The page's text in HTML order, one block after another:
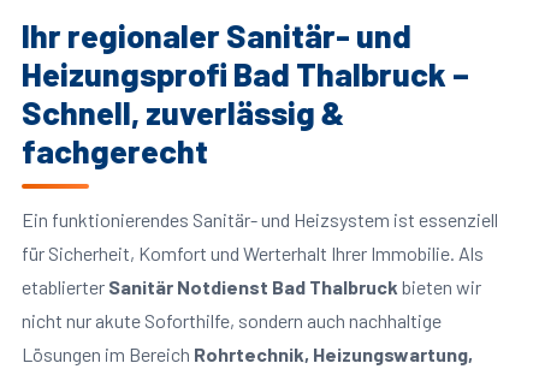
Ihr regionaler Sanitär- und
Heizungsprofi Bad Thalbruck –
Schnell, zuverlässig &
fachgerecht
Ein funktionierendes Sanitär- und Heizsystem ist essenziell
für Sicherheit, Komfort und Werterhalt Ihrer Immobilie. Als
etablierter Sanitär Notdienst Bad Thalbruck bieten wir
nicht nur akute Soforthilfe, sondern auch nachhaltige
Lösungen im Bereich Rohrtechnik, Heizungswartung,